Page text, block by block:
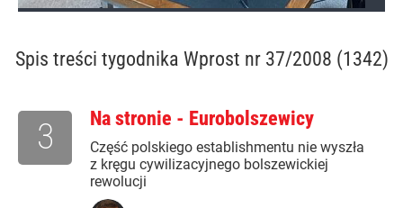
Spis treści tygodnika Wprost nr 37/2008 (1342)
Na stronie - Eurobolszewicy
Część polskiego establishmentu nie wyszła
z kręgu cywilizacyjnego bolszewickiej
rewolucji
3